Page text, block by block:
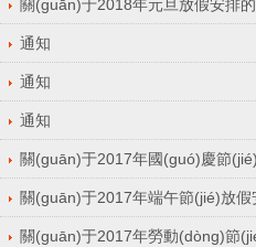
關(guān)于2018年元旦放假安排
通知
通知
通知
關(guān)于2017年國(guó)慶節
關(guān)于2017年端午節(jié)放假
關(guān)于2017年勞動(dòng)節